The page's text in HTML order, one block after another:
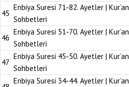
45
Enbiya Suresi 71-82. Ayetler | Kur’an
Sohbetleri
46
Enbiya Suresi 51-70. Ayetler | Kur’an
Sohbetleri
47
Enbiya Suresi 45-50. Ayetler | Kur’an
Sohbetleri
Enbiya Suresi 34-44. Ayetler | Kur’an